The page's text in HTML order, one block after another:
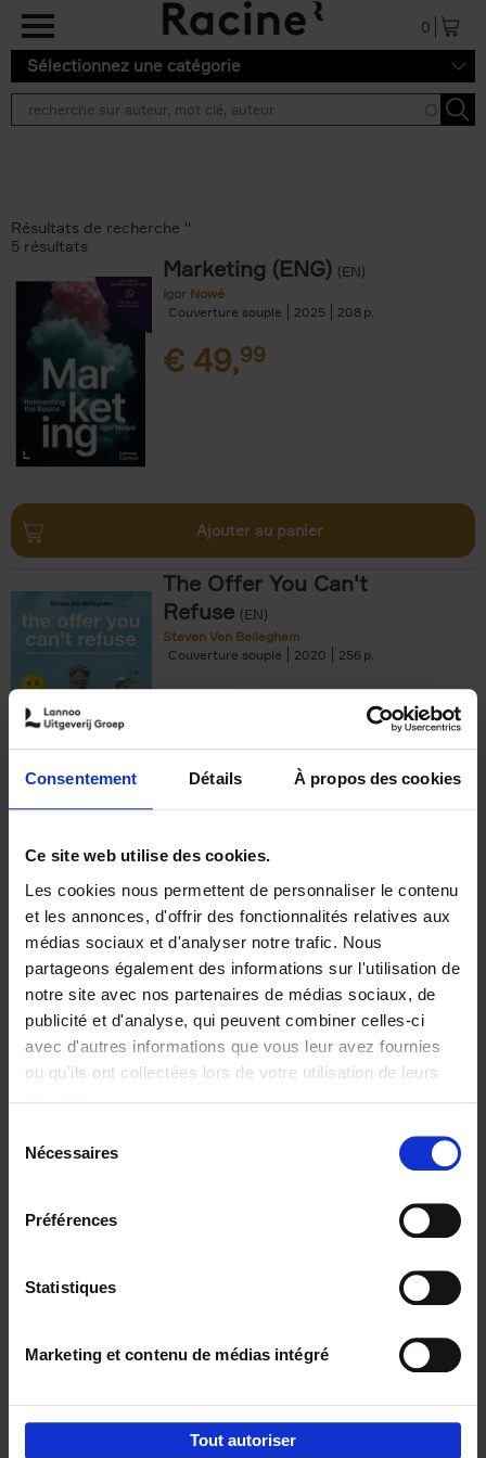
Consentement Détails À propos des cookies
Ce site web utilise des cookies.
Les cookies nous permettent de personnaliser le contenu
et les annonces, d'offrir des fonctionnalités relatives aux
médias sociaux et d'analyser notre trafic. Nous
partageons également des informations sur l'utilisation de
notre site avec nos partenaires de médias sociaux, de
publicité et d'analyse, qui peuvent combiner celles-ci
avec d'autres informations que vous leur avez fournies
ou qu'ils ont collectées lors de votre utilisation de leurs
Nécessaires
Préférences
Statistiques
Marketing et contenu de médias intégré
Tout autoriser
Aller au contenu principal
0
Sélectionnez une catégorie
Résultats de recherche ''
5 résultats
Marketing (ENG) (EN)
Igor Nowé
Couverture souple
2025 208
€ 49,99
Ajouter au panier
The Offer You Can't
Refuse (EN)
Steven Van Belleghem
Couverture souple
2020 256
€37,50
Building Bonds = Building
Business
Jochen Roef Jozefien De Feyter
Carolien Boom
Couverture souple
2025 200
€29,99
Digital marketing like a PRO -
completely revised edition (EN)